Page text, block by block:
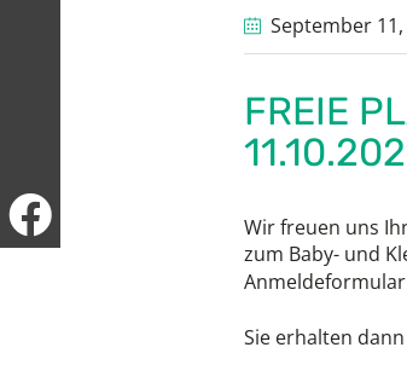
September 11
FREIE
Wir freuen uns
zum Baby- und
Sie erhalten